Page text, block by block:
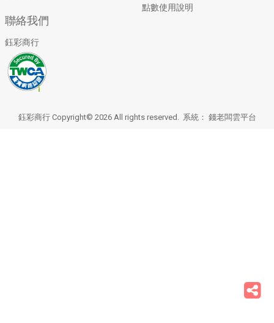
點數使用說明
聯絡我們
鈺彩商行
鈺彩商行 Copyright© 2026 All rights reserved. 系統： 錢老闆雲平台